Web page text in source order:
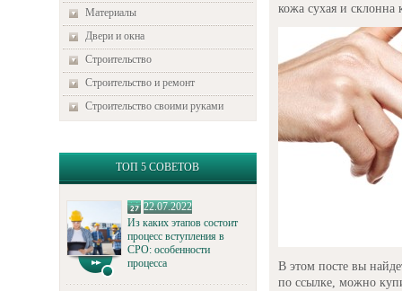
Материалы
Двери и окна
Строительство
Строительство и ремонт
Строительство своими руками
ТОП 5 СОВЕТОВ
22.07.2022
Из каких этапов состоит
процесс вступления в
СРО: особенности
процесса
кожа сухая и
В этом посте вы
по ссылке, можно